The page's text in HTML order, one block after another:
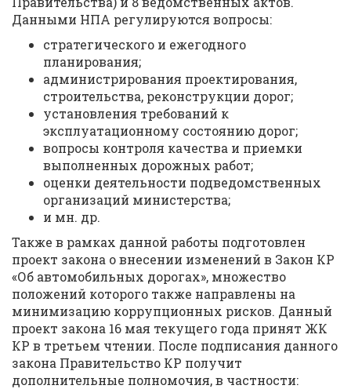
Данными НПА регулируются вопросы:
стратегического и ежегодного
планирования;
администрирования проектирования,
строительства, реконструкции дорог;
установления требований к
эксплуатационному состоянию дорог;
вопросы контроля качества и приемки
выполненных дорожных работ;
оценки деятельности подведомственных
организаций министерства;
и мн. др.
Также в рамках данной работы подготовлен
проект закона о внесении изменений в Закон КР
«Об автомобильных дорогах», множество
положений которого также направлены на
минимизацию коррупционных рисков. Данный
проект закона 16 мая текущего года принят ЖК
КР в третьем чтении. После подписания данного
закона Правительство КР получит
дополнительные полномочия, в частности: